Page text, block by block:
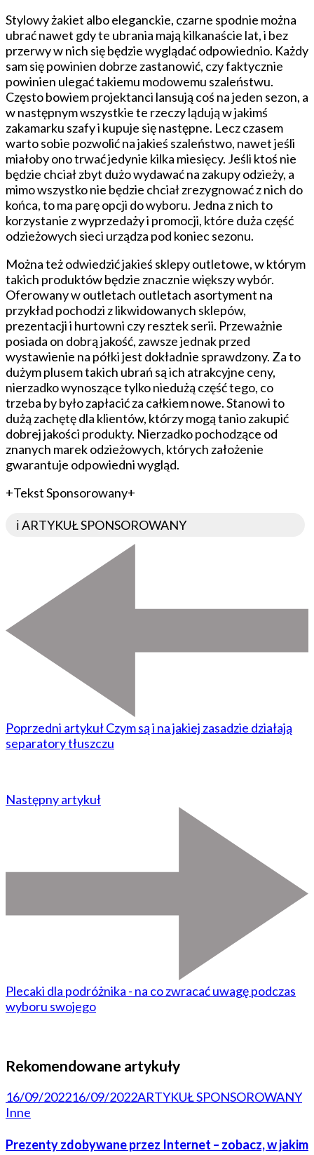
Stylowy żakiet albo eleganckie, czarne spodnie można
ubrać nawet gdy te ubrania mają kilkanaście lat, i bez
przerwy w nich się będzie wyglądać odpowiednio. Każdy
sam się powinien dobrze zastanowić, czy faktycznie
powinien ulegać takiemu modowemu szaleństwu.
Często bowiem projektanci lansują coś na jeden sezon, a
w następnym wszystkie te rzeczy lądują w jakimś
zakamarku szafy i kupuje się następne. Lecz czasem
warto sobie pozwolić na jakieś szaleństwo, nawet jeśli
miałoby ono trwać jedynie kilka miesięcy. Jeśli ktoś nie
będzie chciał zbyt dużo wydawać na zakupy odzieży, a
mimo wszystko nie będzie chciał zrezygnować z nich do
końca, to ma parę opcji do wyboru. Jedna z nich to
korzystanie z wyprzedaży i promocji, które duża część
odzieżowych sieci urządza pod koniec sezonu.
Można też odwiedzić jakieś sklepy outletowe, w którym
takich produktów będzie znacznie większy wybór.
Oferowany w outletach outletach asortyment na
przykład pochodzi z likwidowanych sklepów,
prezentacji i hurtowni czy resztek serii. Przeważnie
posiada on dobrą jakość, zawsze jednak przed
wystawienie na półki jest dokładnie sprawdzony. Za to
dużym plusem takich ubrań są ich atrakcyjne ceny,
nierzadko wynoszące tylko niedużą część tego, co
trzeba by było zapłacić za całkiem nowe. Stanowi to
dużą zachętę dla klientów, którzy mogą tanio zakupić
dobrej jakości produkty. Nierzadko pochodzące od
znanych marek odzieżowych, których założenie
gwarantuje odpowiedni wygląd.
+Tekst Sponsorowany+
ℹ️ ARTYKUŁ SPONSOROWANY
Poprzedni artykułCzym są i na jakiej zasadzie działają
separatory tłuszczu
Następny artykuł
Plecaki dla podróżnika - na co zwracać uwagę podczas
wyboru swojego
Rekomendowane artykuły
16/09/202216/09/2022ARTYKUŁ SPONSOROWANY
Inne
Prezenty zdobywane przez Internet – zobacz, w jakim